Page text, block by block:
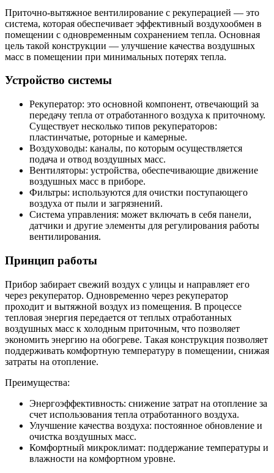
Приточно-вытяжное вентилирование с рекуперацией — это
система, которая обеспечивает эффективный воздухообмен в
помещении с одновременным сохранением тепла. Основная
цель такой конструкции — улучшение качества воздушных
масс в помещении при минимальных потерях тепла.
Устройство системы
Рекуператор: это основной компонент, отвечающий за
передачу тепла от отработанного воздуха к приточному.
Существует несколько типов рекуператоров:
пластинчатые, роторные и камерные.
Воздуховоды: каналы, по которым осуществляется
подача и отвод воздушных масс.
Вентиляторы: устройства, обеспечивающие движение
воздушных масс в приборе.
Фильтры: используются для очистки поступающего
воздуха от пыли и загрязнений.
Система управления: может включать в себя панели,
датчики и другие элементы для регулирования работы
вентилирования.
Принцип работы
Прибор забирает свежий воздух с улицы и направляет его
через рекуператор. Одновременно через рекуператор
проходит и вытяжной воздух из помещения. В процессе
тепловая энергия передается от теплых отработанных
воздушных масс к холодным приточным, что позволяет
экономить энергию на обогреве. Такая конструкция позволяет
поддерживать комфортную температуру в помещении, снижая
затраты на отопление.
Преимущества:
Энергоэффективность: снижение затрат на отопление за
счет использования тепла отработанного воздуха.
Улучшение качества воздуха: постоянное обновление и
очистка воздушных масс.
Комфортный микроклимат: поддержание температуры и
влажности на комфортном уровне.